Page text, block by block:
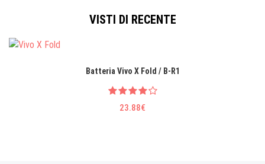
VISTI DI RECENTE
Batteria Vivo X Fold / B-R1
23.88€